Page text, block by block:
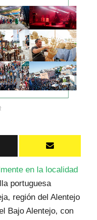
en la localidad
portuguesa
región del Alentejo
Bajo Alentejo, con